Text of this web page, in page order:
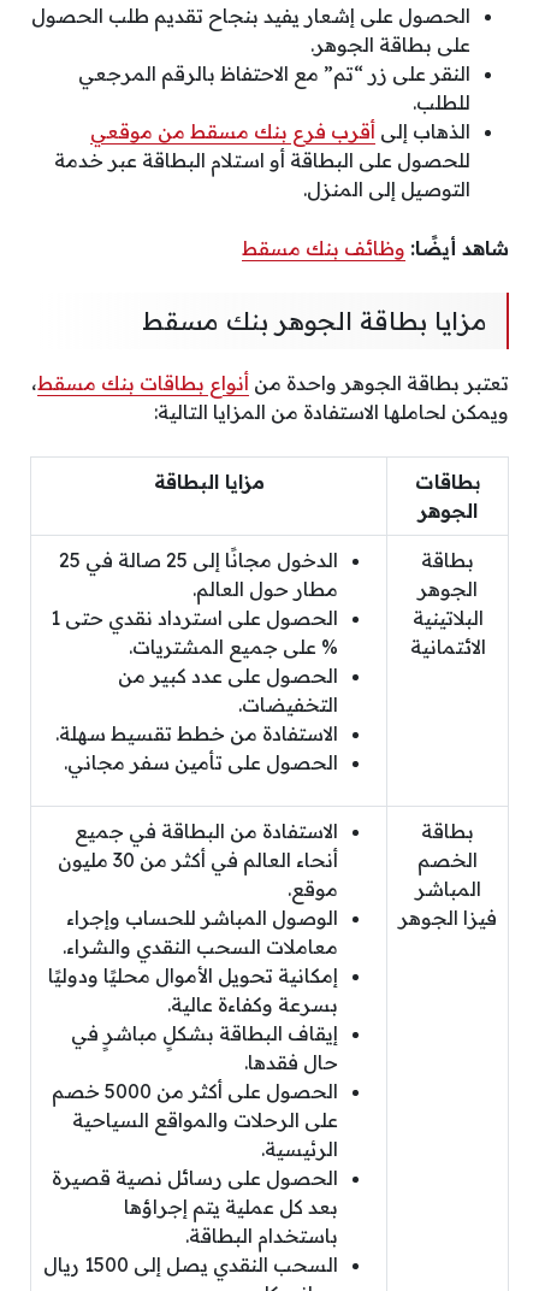
الحصول على إشعار يفيد بنجاح تقديم طلب الحصول
على بطاقة الجوهر.
النقر على زر “تم” مع الاحتفاظ بالرقم المرجعي
للطلب.
الذهاب إلى أقرب فرع بنك مسقط من موقعي
للحصول على البطاقة أو استلام البطاقة عبر خدمة
التوصيل إلى المنزل.
شاهد أيضًا: وظائف بنك مسقط
مزايا بطاقة الجوهر بنك مسقط
تعتبر بطاقة الجوهر واحدة من أنواع بطاقات بنك مسقط،
ويمكن لحاملها الاستفادة من المزايا التالية:
بطاقات
الجوهر
مزايا البطاقة
بطاقة
الجوهر
البلاتينية
الائتمانية
الدخول مجانًا إلى 25 صالة في 25
مطار حول العالم.
الحصول على استرداد نقدي حتى 1
% على جميع المشتريات.
الحصول على عدد كبير من
التخفيضات.
الاستفادة من خطط تقسيط سهلة.
الحصول على تأمين سفر مجاني.
بطاقة
الخصم
المباشر
فيزا الجوهر
الاستفادة من البطاقة في جميع
أنحاء العالم في أكثر من 30 مليون
موقع.
الوصول المباشر للحساب وإجراء
معاملات السحب النقدي والشراء.
إمكانية تحويل الأموال محليًا ودوليًا
بسرعة وكفاءة عالية.
إيقاف البطاقة بشكلٍ مباشرٍ في
حال فقدها.
الحصول على أكثر من 5000 خصم
على الرحلات والمواقع السياحية
الرئيسية.
الحصول على رسائل نصية قصيرة
بعد كل عملية يتم إجراؤها
باستخدام البطاقة.
السحب النقدي يصل إلى 1500 ريال